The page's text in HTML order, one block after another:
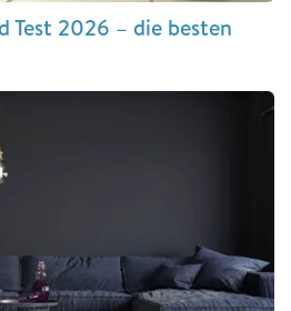
2026 – die besten